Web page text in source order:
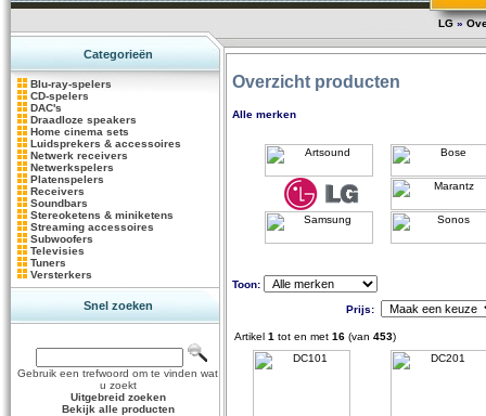
LG»
Categorieën
Blu-ray-spelers
CD-spelers
DAC's
Draadloze speakers
Home cinema sets
Luidsprekers & accessoires
Netwerk receivers
Netwerkspelers
Platenspelers
Receivers
Soundbars
Stereoketens & miniketens
Streaming accessoires
Subwoofers
Televisies
Tuners
Versterkers
Snel zoeken
Gebruik een trefwoord om te vinden wat
u zoekt
Uitgebreid zoeken
Bekijk alle producten
Overzicht producten
Alle merken
Toon:
Prijs:
Artikel 1 tot en met 16 (van 453)